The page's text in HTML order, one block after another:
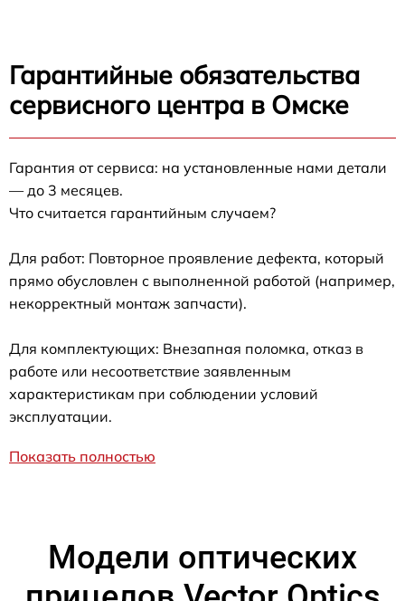
Гарантийные обязательства
сервисного центра в Омске
Гарантия от сервиса: на установленные нами детали
— до 3 месяцев.
Что считается гарантийным случаем?
Для работ: Повторное проявление дефекта, который
прямо обусловлен с выполненной работой (например,
некорректный монтаж запчасти).
Для комплектующих: Внезапная поломка, отказ в
работе или несоответствие заявленным
характеристикам при соблюдении условий
эксплуатации.
Показать полностью
Модели оптических